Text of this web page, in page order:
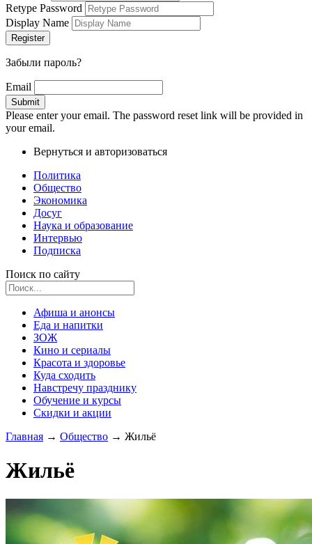
Retype Password
Display Name
Забыли пароль?
Email
Please enter your email. The password reset link will be provided in
your email.
Вернуться и авторизоваться
Политика
Общество
Экономика
Досуг
Наука и образование
Интервью
Подписка
Поиск по сайту
Афиша и анонсы
Еда и напитки
ЗОЖ
Кино и сериалы
Красота и здоровье
Куда сходить
Навстречу празднику
Обучение и курсы
Скидки и акции
Главная → Общество → Жильё
Жильё